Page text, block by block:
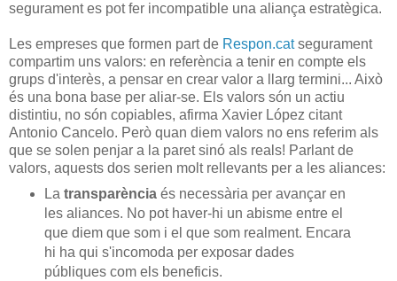
segurament es pot fer incompatible una aliança estratègica.
Les empreses que formen part de Respon.catsegurament
compartim uns valors: en referència a tenir en compte els
grups d'interès, a pensar en crear valor a llarg termini... Això
és una bona base per aliar-se. Els valors són un actiu
distintiu, no són copiables, afirma Xavier López citant
Antonio Cancelo. Però quan diem valors no ens referim als
que se solen penjar a la paret sinó als reals! Parlant de
valors, aquests dos serien molt rellevants per a les aliances:
La transparènciaés necessària per avançar en
les aliances. No pot haver-hi un abisme entre el
que diem que som i el que som realment. Encara
hi ha qui s'incomoda per exposar dades
públiques com els beneficis.